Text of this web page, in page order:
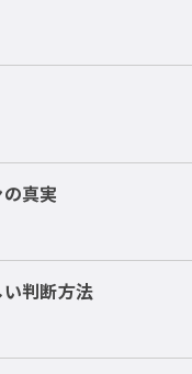
真実
判断方法